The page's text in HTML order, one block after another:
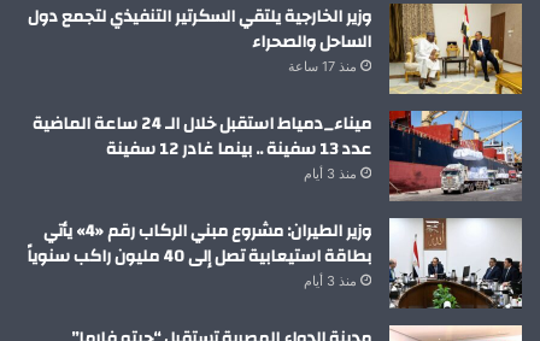
وزير الخارجية يلتقي السكرتير التنفيذي لتجمع دول
الساحل والصحراء
منذ 17 ساعة
ميناء_دمياط استقبل خلال الـ 24 ساعة الماضية
عدد 13 سفينة .. بينما غادر 12 سفينة
منذ 3 أيام
وزير الطيران: مشروع مبني الركاب رقم «4» يأتي
بطاقة استيعابية تصل إلى 40 مليون راكب سنوياً
منذ 3 أيام